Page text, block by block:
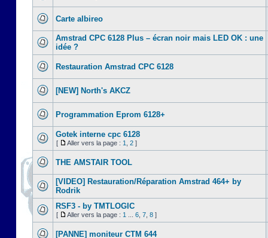
Carte albireo
Amstrad CPC 6128 Plus – écran noir mais LED OK : une
idée ?
Restauration Amstrad CPC 6128
[NEW] North's AKCZ
Programmation Eprom 6128+
Gotek interne cpc 6128
[ Aller vers la page : 1 2 ]
THE AMSTAIR TOOL
[VIDEO] Restauration/Réparation Amstrad 464+ by
Rodrik
RSF3 - by TMTLOGIC
[ Aller vers la page : 1 6 7 8 ]
[PANNE] moniteur CTM 644